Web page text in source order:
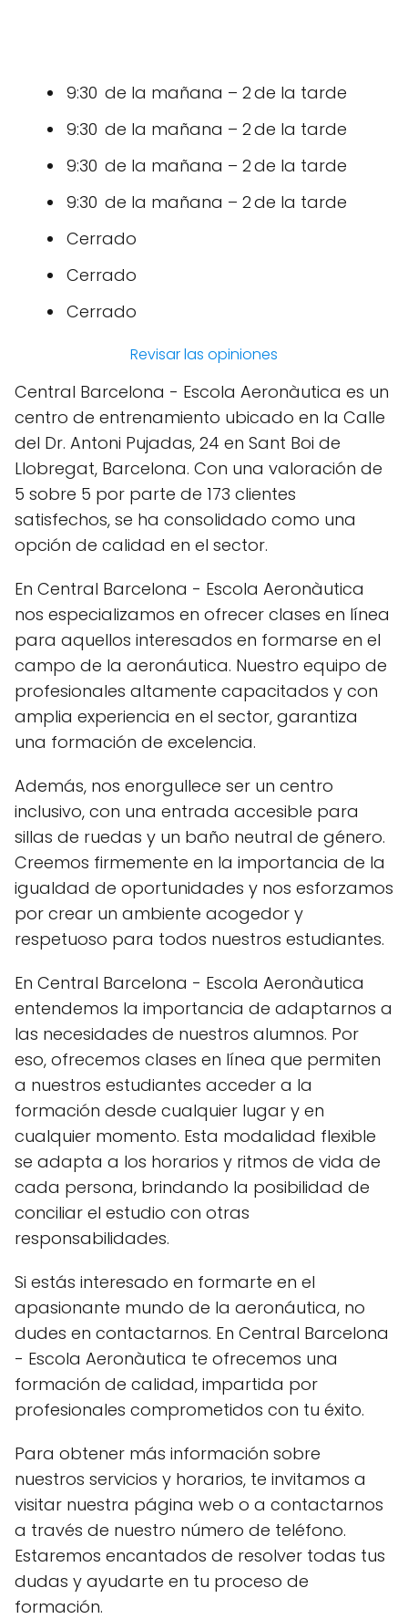
9:30 de la mañana – 2 de la tarde
9:30 de la mañana – 2 de la tarde
9:30 de la mañana – 2 de la tarde
9:30 de la mañana – 2 de la tarde
Cerrado
Cerrado
Cerrado
Revisar las opiniones
Central Barcelona - Escola Aeronàutica es un
centro de entrenamiento ubicado en la Calle
del Dr. Antoni Pujadas, 24 en Sant Boi de
Llobregat, Barcelona. Con una valoración de
5 sobre 5 por parte de 173 clientes
satisfechos, se ha consolidado como una
opción de calidad en el sector.
En Central Barcelona - Escola Aeronàutica
nos especializamos en ofrecer clases en línea
para aquellos interesados en formarse en el
campo de la aeronáutica. Nuestro equipo de
profesionales altamente capacitados y con
amplia experiencia en el sector, garantiza
una formación de excelencia.
Además, nos enorgullece ser un centro
inclusivo, con una entrada accesible para
sillas de ruedas y un baño neutral de género.
Creemos firmemente en la importancia de la
igualdad de oportunidades y nos esforzamos
por crear un ambiente acogedor y
respetuoso para todos nuestros estudiantes.
En Central Barcelona - Escola Aeronàutica
entendemos la importancia de adaptarnos a
las necesidades de nuestros alumnos. Por
eso, ofrecemos clases en línea que permiten
a nuestros estudiantes acceder a la
formación desde cualquier lugar y en
cualquier momento. Esta modalidad flexible
se adapta a los horarios y ritmos de vida de
cada persona, brindando la posibilidad de
conciliar el estudio con otras
responsabilidades.
Si estás interesado en formarte en el
apasionante mundo de la aeronáutica, no
dudes en contactarnos. En Central Barcelona
- Escola Aeronàutica te ofrecemos una
formación de calidad, impartida por
profesionales comprometidos con tu éxito.
Para obtener más información sobre
nuestros servicios y horarios, te invitamos a
visitar nuestra página web o a contactarnos
a través de nuestro número de teléfono.
Estaremos encantados de resolver todas tus
dudas y ayudarte en tu proceso de
formación.